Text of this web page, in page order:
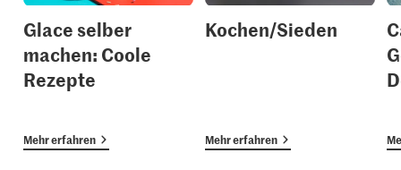
Glace selber
machen: Coole
Rezepte
Mehr erfahren
Kochen/Sieden
Mehr erfahren